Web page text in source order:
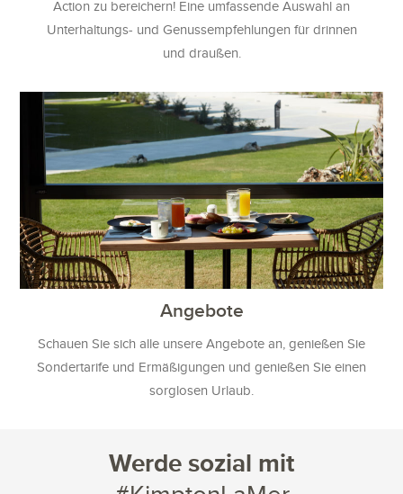
Action zu bereichern! Eine umfassende Auswahl an
Unterhaltungs- und Genussempfehlungen für drinnen
und draußen.
Angebote
Schauen Sie sich alle unsere Angebote an, genießen Sie
Sondertarife und Ermäßigungen und genießen Sie einen
sorglosen Urlaub.
Werde sozial mit